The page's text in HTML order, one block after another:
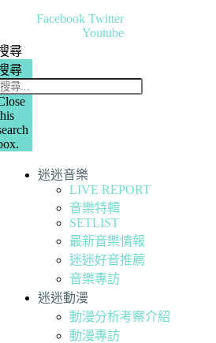
Facebook Twitter
Youtube
尋
尋
迷迷音樂
LIVE REPORT
音樂特輯
SETLIST
最新音樂情報
迷迷好音推薦
音樂專訪
迷迷動漫
動漫分析考察介紹
動漫專訪